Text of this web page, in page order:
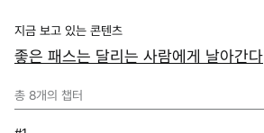
지금 보고 있는 콘텐츠
좋은 패스는 달리는 사람에게 날아간다
총 8개의 챕터